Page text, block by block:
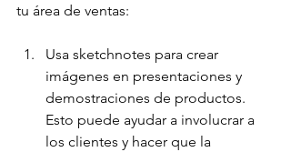
tu área de ventas:
Usa sketchnotes para crear
imágenes en presentaciones y
demostraciones de productos.
Esto puede ayudar a involucrar a
los clientes y hacer que la